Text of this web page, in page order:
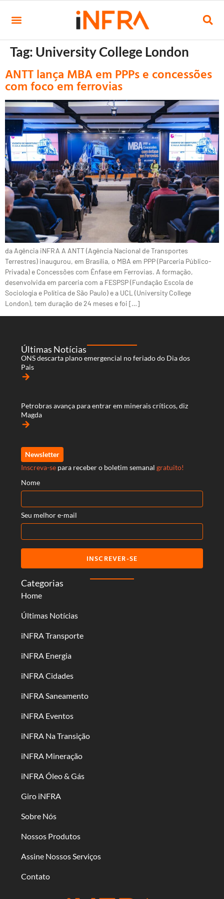
Tag: University College London
ANTT lança MBA em PPPs e concessões
com foco em ferrovias
da Agência iNFRA A ANTT (Agência Nacional de Transportes
Terrestres) inaugurou, em Brasília, o MBA em PPP (Parceria Público-
Privada) e Concessões com Ênfase em Ferrovias. A formação,
desenvolvida em parceria com a FESPSP (Fundação Escola de
Sociologia e Política de São Paulo) e a UCL (University College
London), tem duração de 24 meses e foi […]
Categorias
Home
Últimas Notícias
iNFRA Transporte
iNFRA Energia
iNFRA Cidades
iNFRA Saneamento
iNFRA Eventos
iNFRA Na Transição
iNFRA Mineração
iNFRA Óleo & Gás
Giro iNFRA
Sobre Nós
Nossos Produtos
Assine Nossos Serviços
Contato
Últimas Notícias
ONS descarta plano emergencial no feriado do Dia dos
Pais
arrow_forward
Petrobras avança para entrar em minerais críticos, diz
Magda
arrow_forward
Newsletter
Inscreva-se para receber o boletim semanal gratuito!
Nome
Seu melhor e-mail
INSCREVER-SE